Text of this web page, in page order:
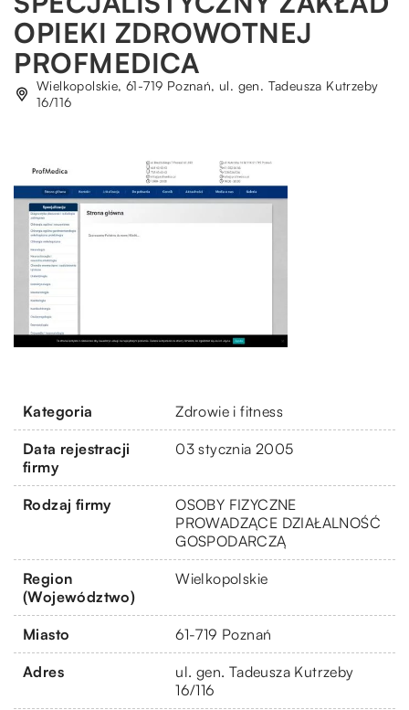
OPIEKI ZDROWOTNEJ
PROFMEDICA
Wielkopolskie, 61-719 Poznań, ul. gen. Tadeusza Kutrzeby
16/116
Kategoria Zdrowie i fitness
Data rejestracji
firmy
03 stycznia 2005
Rodzaj firmy
OSOBY FIZYCZNE
PROWADZĄCE DZIAŁALNOŚĆ
GOSPODARCZĄ
Region
(Województwo)
Wielkopolskie
Miasto 61-719 Poznań
Adres
ul. gen. Tadeusza Kutrzeby
16/116